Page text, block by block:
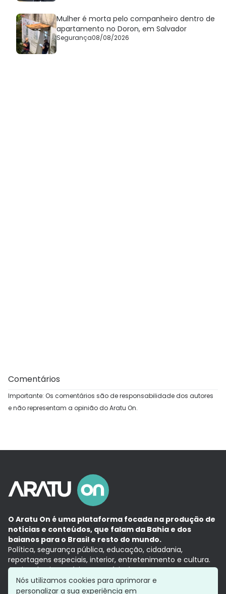
Mulher é morta pelo companheiro dentro de
apartamento no Doron, em Salvador
Segurança08/08/2026
Comentários
Importante: Os comentários são de responsabilidade dos autores
e não representam a opinião do Aratu On.
O Aratu On é uma plataforma focada na produção de
notícias e conteúdos, que falam da Bahia e dos
baianos para o Brasil e resto do mundo.
Política, segurança pública, educação, cidadania,
reportagens especiais, interior, entretenimento e cultura.
Aqui, tudo vira notícia e a notícia é no tempo presente,
com a credibilidade do Grupo Aratu.
Grupo Aratu
Política de privacidade
Nós utilizamos cookies para aprimorar e
personalizar a sua experiência em